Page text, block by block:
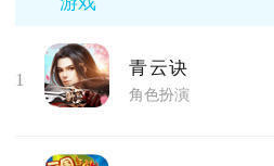
1
青云诀
角色扮演